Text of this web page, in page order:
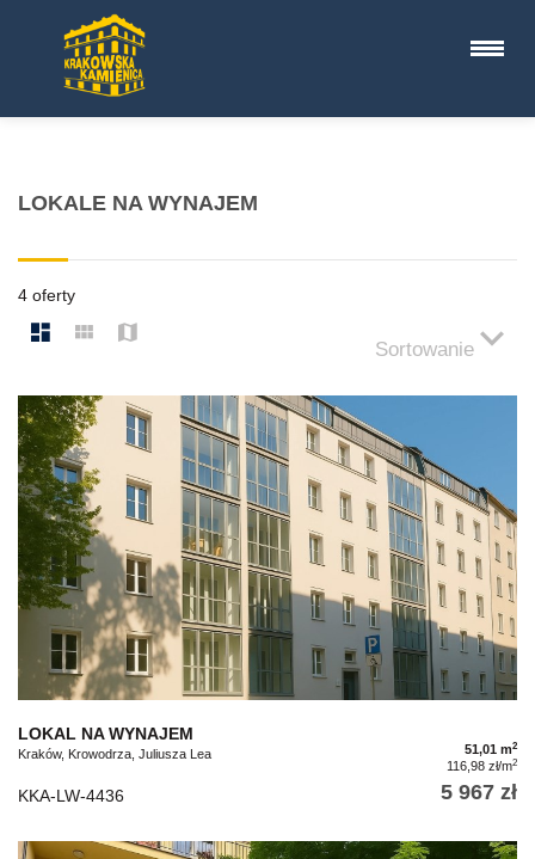
LOKALE NA WYNAJEM
4 oferty
Sortowanie
LOKAL NA WYNAJEM
Kraków, Krowodrza, Juliusza Lea 51,01 m2
116,98 zł/m2
KKA-LW-4436 5 967 zł